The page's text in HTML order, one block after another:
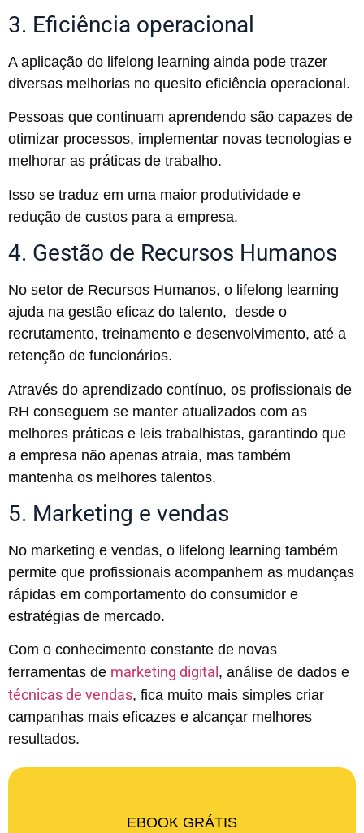
3. Eficiência operacional
A aplicação do lifelong learning ainda pode trazer
diversas melhorias no quesito eficiência operacional.
Pessoas que continuam aprendendo são capazes de
otimizar processos, implementar novas tecnologias e
melhorar as práticas de trabalho.
Isso se traduz em uma maior produtividade e
redução de custos para a empresa.
4. Gestão de Recursos Humanos
No setor de Recursos Humanos, o lifelong learning
ajuda na gestão eficaz do talento, desde o
recrutamento, treinamento e desenvolvimento, até a
retenção de funcionários.
Através do aprendizado contínuo, os profissionais de
RH conseguem se manter atualizados com as
melhores práticas e leis trabalhistas, garantindo que
a empresa não apenas atraia, mas também
mantenha os melhores talentos.
5. Marketing e vendas
No marketing e vendas, o lifelong learning também
permite que profissionais acompanhem as mudanças
rápidas em comportamento do consumidor e
estratégias de mercado.
Com o conhecimento constante de novas
ferramentas de marketing digital , análise de dados e
técnicas de vendas, fica muito mais simples criar
campanhas mais eficazes e alcançar melhores
resultados.
EBOOK GRÁTIS